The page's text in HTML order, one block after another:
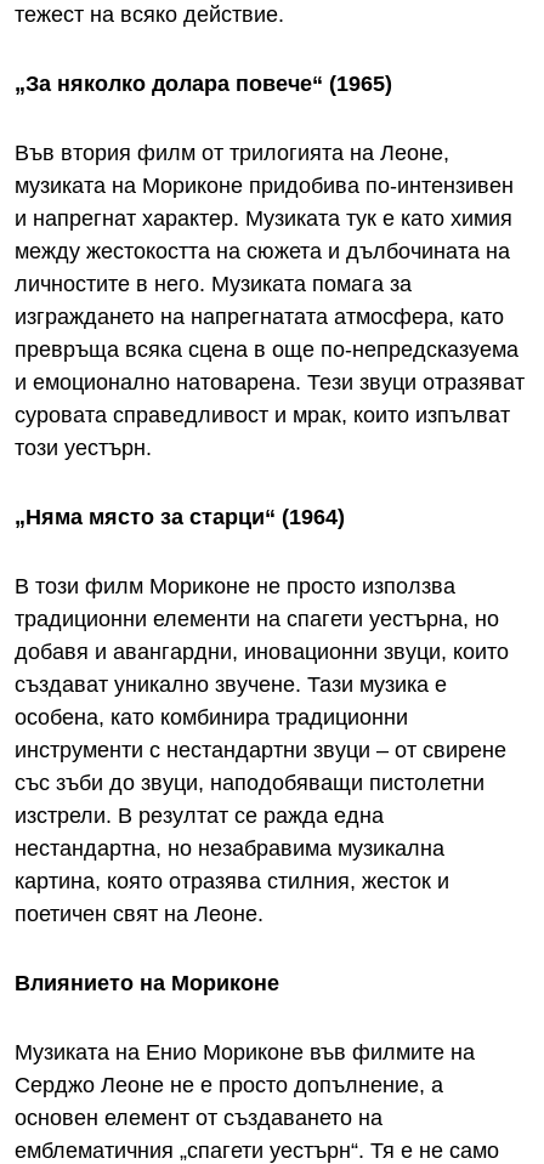
тежест на всяко действие.
„За няколко долара повече“ (1965)
Във втория филм от трилогията на Леоне,
музиката на Мориконе придобива по-интензивен
и напрегнат характер. Музиката тук е като химия
между жестокостта на сюжета и дълбочината на
личностите в него. Музиката помага за
изграждането на напрегнатата атмосфера, като
превръща всяка сцена в още по-непредсказуема
и емоционално натоварена. Тези звуци отразяват
суровата справедливост и мрак, които изпълват
този уестърн.
„Няма място за старци“ (1964)
В този филм Мориконе не просто използва
традиционни елементи на спагети уестърна, но
добавя и авангардни, иновационни звуци, които
създават уникално звучене. Тази музика е
особена, като комбинира традиционни
инструменти с нестандартни звуци – от свирене
със зъби до звуци, наподобяващи пистолетни
изстрели. В резултат се ражда една
нестандартна, но незабравима музикална
картина, която отразява стилния, жесток и
поетичен свят на Леоне.
Влиянието на Мориконе
Музиката на Енио Мориконе във филмите на
Серджо Леоне не е просто допълнение, а
основен елемент от създаването на
емблематичния „спагети уестърн“. Тя е не само